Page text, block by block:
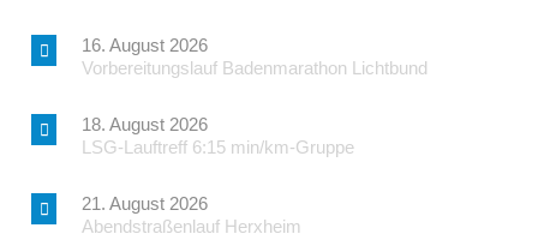
16. August 2026
Vorbereitungslauf Badenmarathon Lichtbund
18. August 2026
LSG-Lauftreff 6:15 min/km-Gruppe
21. August 2026
Abendstraßenlauf Herxheim